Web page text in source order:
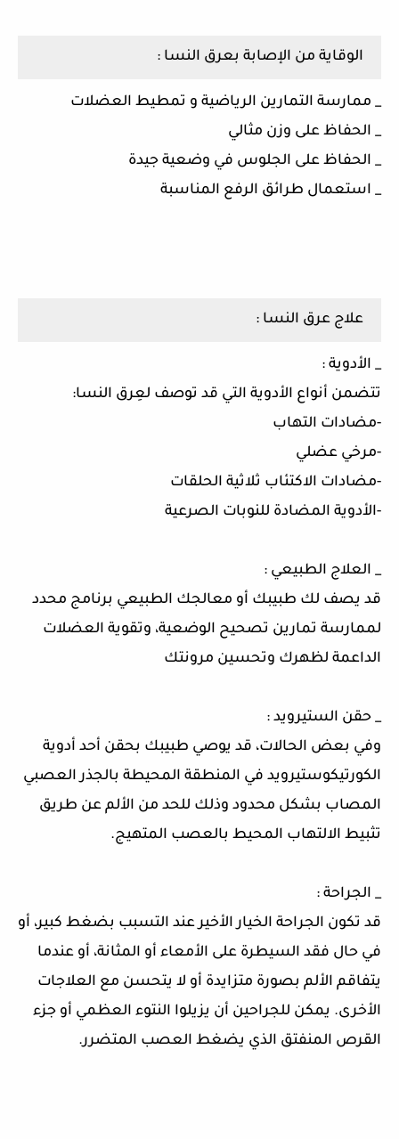
الوقاية من الإصابة بعرق النسا :
_ ممارسة التمارين الرياضية و تمطيط العضلات
_ الحفاظ على وزن مثالي
_ الحفاظ على الجلوس في وضعية جيدة
_ استعمال طرائق الرفع المناسبة
علاج عرق النسا :
_ الأدوية :
تتضمن أنواع الأدوية التي قد توصف لعِرق النسا:
-مضادات التهاب
-مرخي عضلي
-مضادات الاكتئاب ثلاثية الحلقات
-الأدوية المضادة للنوبات الصرعية
_ العلاج الطبيعي :
قد يصف لك طبيبك أو معالجك الطبيعي برنامج محدد
لممارسة تمارين تصحيح الوضعية، وتقوية العضلات
الداعمة لظهرك وتحسين مرونتك
_ حقن الستيرويد :
وفي بعض الحالات، قد يوصي طبيبك بحقن أحد أدوية
الكورتيكوستيرويد في المنطقة المحيطة بالجذر العصبي
المصاب بشكل محدود وذلك للحد من الألم عن طريق
تثبيط الالتهاب المحيط بالعصب المتهيج.
_ الجراحة :
قد تكون الجراحة الخيار الأخير عند التسبب بضغط كبير، أو
في حال فقد السيطرة على الأمعاء أو المثانة، أو عندما
يتفاقم الألم بصورة متزايدة أو لا يتحسن مع العلاجات
الأخرى. يمكن للجراحين أن يزيلوا النتوء العظمي أو جزء
القرص المنفتق الذي يضغط العصب المتضرر.